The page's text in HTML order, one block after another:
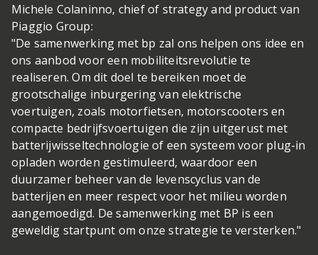
Michele Colaninno, chief of strategy and product van
Piaggio Group:
"De samenwerking met bp zal ons helpen ons idee en
ons aanbod voor een mobiliteitsrevolutie te
realiseren. Om dit doel te bereiken moet de
grootschalige inburgering van elektrische
voertuigen, zoals motorfietsen, motorscooters en
compacte bedrijfsvoertuigen die zijn uitgerust met
batterijwisseltechnologie of een systeem voor plug-in
opladen worden gestimuleerd, waardoor een
duurzamer beheer van de levenscyclus van de
batterijen en meer respect voor het milieu worden
aangemoedigd. De samenwerking met BP is een
geweldig startpunt om onze strategie te versterken."